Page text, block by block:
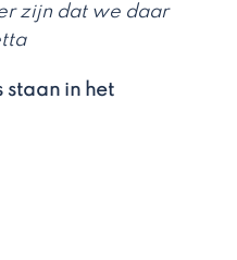
zijn dat we daar
staan in het